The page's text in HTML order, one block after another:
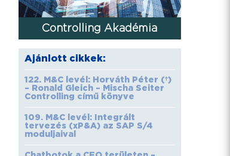
Controlling Akadémia
Ajánlott cikkek:
122. M&C levél: Horváth Péter (†)
– Ronald Gleich – Mischa Seiter
Controlling című könyve
109. M&C levél: Integrált
tervezés (xP&A) az SAP S/4
moduljaival